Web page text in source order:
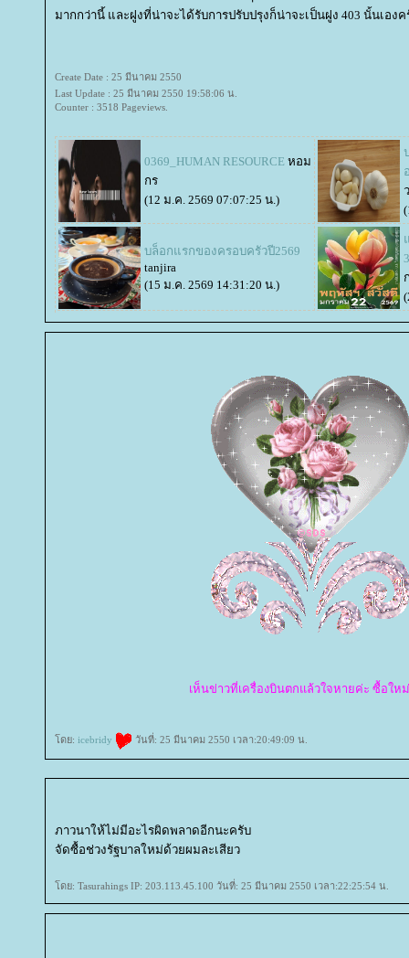
มากกว่านี้ และฝูงที่น่าจะได้รับการปรับปรุงก็น่าจะเป็นฝูง 403 นั้นเองค
Create Date : 25 มีนาคม 2550
Last Update : 25 มีนาคม 2550 19:58:06 น.
Counter : 3518 Pageviews.
0369_HUMAN RESOURCE หอม
กร
(12 ม.ค. 2569 07:07:25 น.)
บล็อกแรกของครอบครัวปี2569
tanjira
(15 ม.ค. 2569 14:31:20 น.)
เห็นข่าวที่เครื่องบินตกแล้วใจหายค่ะ ซื้อให
ดย: icebridy วันที่: 25 มีนาคม 2550 เวลา:20:49:09 น.
ภาวนาให้ไม่มีอะไรผิดพลาดอีกนะครับ
จัดซื้อช่วงรัฐบาลใหม่ด้วยผมละเสียว
ดย: Tasurahings IP: 203.113.45.100 วันที่: 25 มีนาคม 2550 เวลา:22:25:54 น.